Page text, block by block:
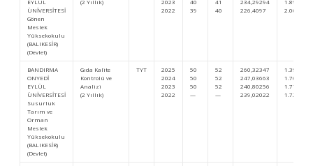
EYLÜL
ÜNİVERSİTESİ
Gönen
Meslek
Yüksekokulu
(BALIKESİR)
(Devlet)
(2 Yıllık)
2023
2022
40
39
41
40
234,29294
226,4097
1.896.810
2.004.626
BANDIRMA
ONYEDİ
EYLÜL
ÜNİVERSİTESİ
Susurluk
Tarım ve
Orman
Meslek
Yüksekokulu
(BALIKESİR)
(Devlet)
Gıda Kalite
Kontrolü ve
Analizi
(2 Yıllık)
TYT
2025
2024
2023
2022
50
50
50
—
52
52
52
—
260,32347
247,03663
240,80256
239,02022
1.391.502
1.704.418
1.776.543
1.725.667